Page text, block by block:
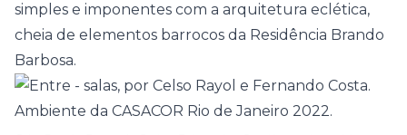
simples e imponentes com a arquitetura eclética,
cheia de elementos barrocos da Residência Brando
Barbosa.